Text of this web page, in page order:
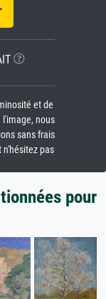
et de
l'image, nous
sans frais
n'hésitez pas
pour